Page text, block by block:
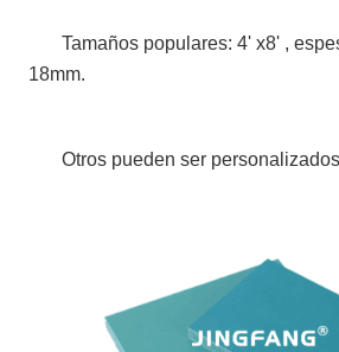
Tamaños populares: 4' x8' ,
18mm.
Otros pueden ser